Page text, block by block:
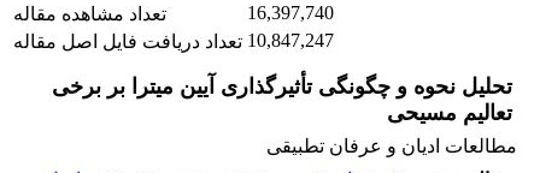
تعداد مشاهده مقاله
16,397,740
تعداد دریافت فایل اصل مقاله 10,847,247
تحلیل نحوه و چگونگی تأثیرگذاری آیین میترا بر برخی
تعالیم مسیحی
مطالعات ادیان و عرفان تطبیقی